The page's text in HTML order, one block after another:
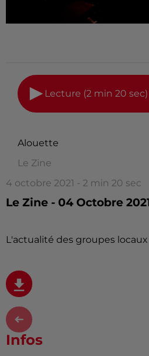
Lecture (2 min 20 sec)
Alouette
Le Zine
4 octobre 2021 - 2 min 20 sec
Le Zine - 04 Octobre
L'actualité des groupes locaux
Infos